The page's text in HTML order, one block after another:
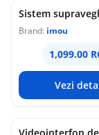
Brand: imou
1,099.00
Vezi